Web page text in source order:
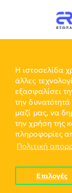
Η ιστοσελίδα
άλλες
εξασφαλίσει
την
μαζί μας, να
την χρήση της
πληροφορίες
Πολιτική
Επιλογές
Copyright ©